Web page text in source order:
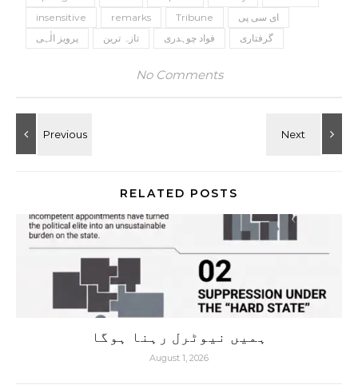
insensitive
remarks Tribune
ای سی پی
پرویز الٰہی
تازہ ترین فواد چوہدری گرفتاری
No Comments
RELATED POSTS
ہمیں نیوٹرل رہنا ہوگا
August 1, 2026